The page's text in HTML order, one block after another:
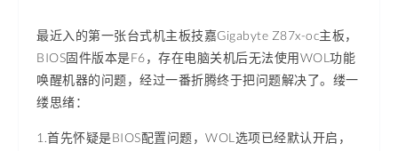
最近入的第一张台式机主板技嘉Gigabyte Z87x-oc主板，
BIOS固件版本是F6，存在电脑关机后无法使用WOL功能
唤醒机器的问题，经过一番折腾终于把问题解决了。缕一
缕思绪：
1.首先怀疑是BIOS配置问题，WOL选项已经默认开启，